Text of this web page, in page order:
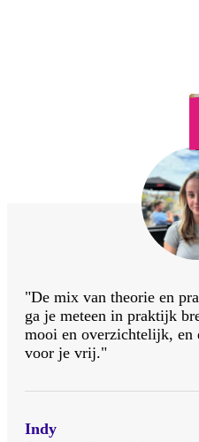
"De mix van theorie en
ga je meteen in praktijk
mooi en overzichtelijk, en
voor je vrij."
Indy